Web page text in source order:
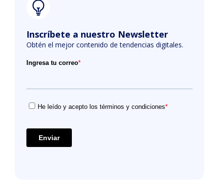
Inscríbete a nuestro Newsletter
Obtén el mejor contenido de tendencias digitales.